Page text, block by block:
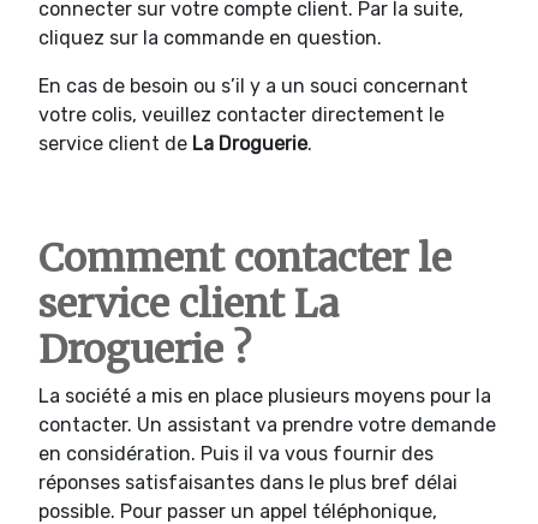
connecter sur votre compte client. Par la suite,
cliquez sur la commande en question.
En cas de besoin ou s’il y a un souci concernant
votre colis, veuillez contacter directement le
service client de La Droguerie.
Comment contacter le
service client La
Droguerie ?
La société a mis en place plusieurs moyens pour la
contacter. Un assistant va prendre votre demande
en considération. Puis il va vous fournir des
réponses satisfaisantes dans le plus bref délai
possible. Pour passer un appel téléphonique,